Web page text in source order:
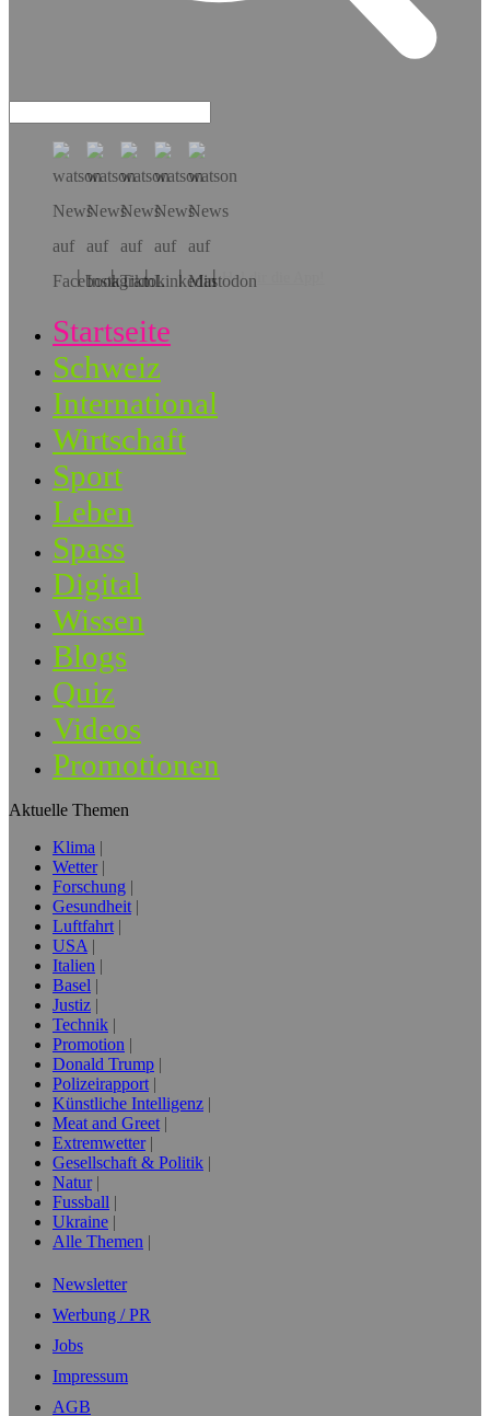
Hol dir die App!
Startseite
Schweiz
International
Wirtschaft
Sport
Leben
Spass
Digital
Wissen
Blogs
Quiz
Videos
Promotionen
Aktuelle Themen
Klima
Wetter
Forschung
Gesundheit
Luftfahrt
USA
Italien
Basel
Justiz
Technik
Promotion
Donald Trump
Polizeirapport
Künstliche Intelligenz
Meat and Greet
Extremwetter
Gesellschaft & Politik
Natur
Fussball
Ukraine
Alle Themen
Newsletter
Werbung / PR
Jobs
Impressum
AGB